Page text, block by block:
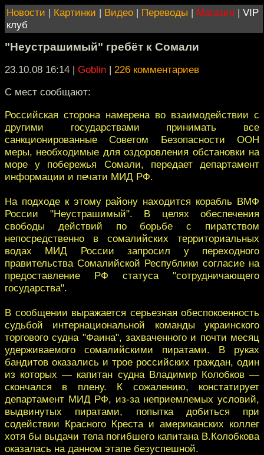
Новости | Картинки | Видео | Переводы | Магазин | VIP
клуб
"Неустрашимый" гребёт к Сомали
23.10.08 16:14 | Goblin | 226 комментариев
С мест сообщают:
Российская сторона намерена во взаимодействии с
другими государствами принимать все
санкционированные Советом Безопасности ООН
меры, необходимые для оздоровления обстановки на
море у побережья Сомали, передает департамент
информации и печати МИД РФ.
На подходе к этому району находится корабль ВМФ
России "Неустрашимый". В целях обеспечения
свободы действий по борьбе с пиратством
непосредственно в сомалийских территориальных
водах МИД России запросил у переходного
правительства Сомалийской Республики согласие на
предоставление РФ статуса "сотрудничающего
государства".
В сообщении выражается серьезная обеспокоенность
судьбой интернациональной команды украинского
торгового судна "Фаина", захваченного и почти месяц
удерживаемого сомалийскими пиратами. В руках
бандитов оказались и трое российских граждан, один
из которых — капитан судна Владимир Колобков —
скончался в плену. К сожалению, констатирует
департамент МИД РФ, из-за неприемлемых условий,
выдвинутых пиратами, попытка добиться при
содействии Красного Креста и американских коллег
хотя бы выдачи тела погибшего капитана В.Колобкова
оказалась на данном этапе безуспешной.